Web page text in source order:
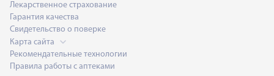
Лекарственное страхование
Гарантия качества
Свидетельство о поверке
Карта сайта
Рекомендательные технологии
Правила работы с аптеками